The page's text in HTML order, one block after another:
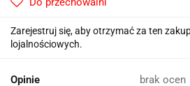
Zarejestruj się, aby otrzymać za ten
lojalnościowych.
Opinie brak ocen